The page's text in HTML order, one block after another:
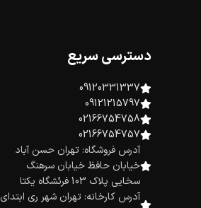
دسترسی سریع
09120331337
09121215797
02166754758
02166754757
آدرس فروشگاه: تهران حسن آباد
خیابان حافظ خیابان سرهنگ
سخایی پلاک 103 فرئشگاه یکتا
آدرس کارخانه: تهران شهر ری ابتدای